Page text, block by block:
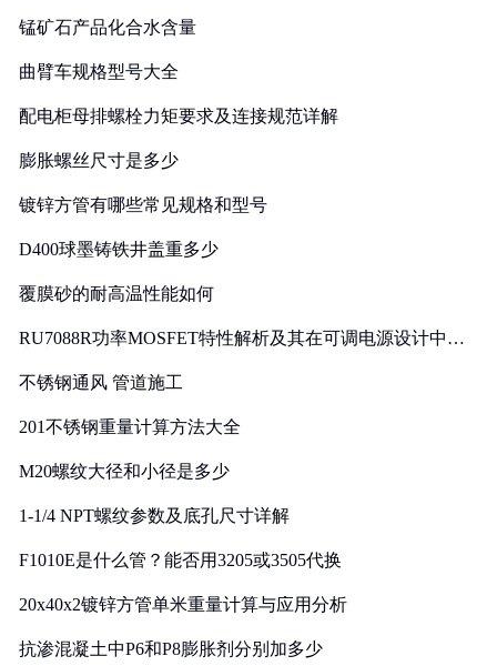
锰矿石产品化合水含量
曲臂车规格型号大全
配电柜母排螺栓力矩要求及连接规范详解
膨胀螺丝尺寸是多少
镀锌方管有哪些常见规格和型号
D400球墨铸铁井盖重多少
覆膜砂的耐高温性能如何
RU7088R功率MOSFET特性解析及其在可调电源设计中的
不锈钢通风 管道施工
201不锈钢重量计算方法大全
M20螺纹大径和小径是多少
1-1/4 NPT螺纹参数及底孔尺寸详解
F1010E是什么管？能否用3205或3505代换
20x40x2镀锌方管单米重量计算与应用分析
抗渗混凝土中P6和P8膨胀剂分别加多少